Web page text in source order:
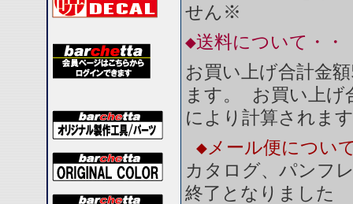
せん※
◆送料について・・
お買い上げ合計金
ます。 お買い上
により計算されま
◆メール便につい
カタログ、パンフ
終了となりました